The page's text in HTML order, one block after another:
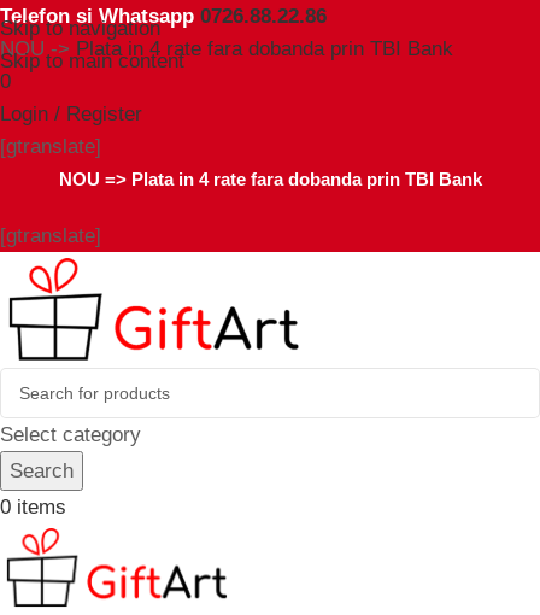
Skip to navigation
Skip to main content
Telefon si Whatsapp 0726.88.22.86
NOU -> Plata in 4 rate fara dobanda prin TBI Bank
0
Login / Register
[gtranslate]
NOU => Plata in 4 rate fara dobanda prin TBI Bank
[gtranslate]
Select category
Search
0 items